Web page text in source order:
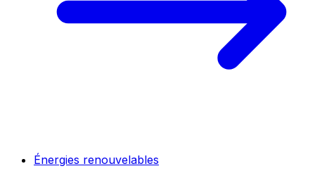
Énergies renouvelables